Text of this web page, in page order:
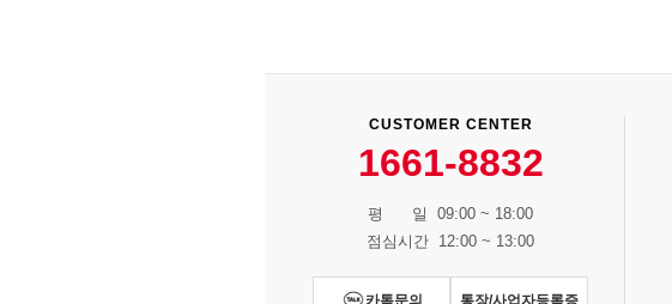
CUSTOMER CENTER
1661-8832
평 일 09:00 ~ 18:00
점심시간 12:00 ~ 13:00
카톡문의 통장/사업자등록증